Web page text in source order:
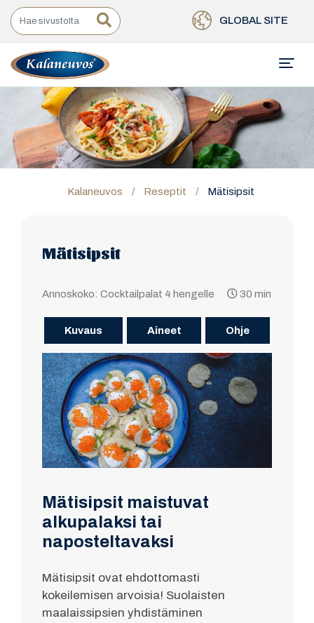
GLOBAL SITE
Kalaneuvos / Reseptit / Mätisipsit
Mätisipsit
Annoskoko: Cocktailpalat 4 hengelle 30 min
Kuvaus Aineet Ohje
Mätisipsit maistuvat
alkupalaksi tai
naposteltavaksi
Mätisipsit ovat ehdottomasti
kokeilemisen arvoisia! Suolaisten
maalaissipsien yhdistäminen